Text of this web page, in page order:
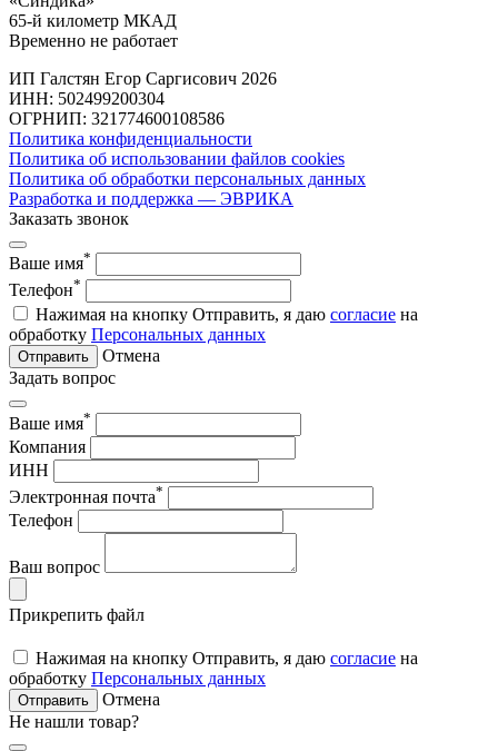
65-й километр МКАД
Временно не работает
ИП Галстян Егор Саргисович 2026
ИНН: 502499200304
ОГРНИП: 321774600108586
Политика конфиденциальности
Политика об использовании файлов cookies
Политика об обработки персональных данных
Разработка и поддержка — ЭВРИКА
Заказать звонок
Ваше имя*
Телефон*
Нажимая на кнопку Отправить, я даю согласие на
обработку Персональных данных
Отправить
Отмена
Задать вопрос
Ваше имя*
Компания
ИНН
Электронная почта*
Телефон
Ваш вопрос
Прикрепить файл
Нажимая на кнопку Отправить, я даю согласие на
обработку Персональных данных
Отправить
Отмена
Не нашли товар?